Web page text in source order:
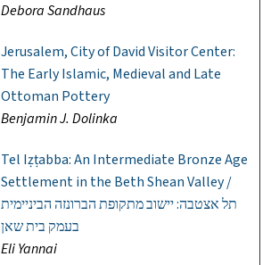
Debora Sandhaus
Jerusalem, City of David Visitor Center:
The Early Islamic, Medieval and Late
Ottoman Pottery
Benjamin J. Dolinka
Tel Iẓṭabba: An Intermediate Bronze Age
Settlement in the Beth Shean Valley /
תל אצטבה: יישוב מתקופת הברונזה הביניימית
בעמק בית שאן
Eli Yannai